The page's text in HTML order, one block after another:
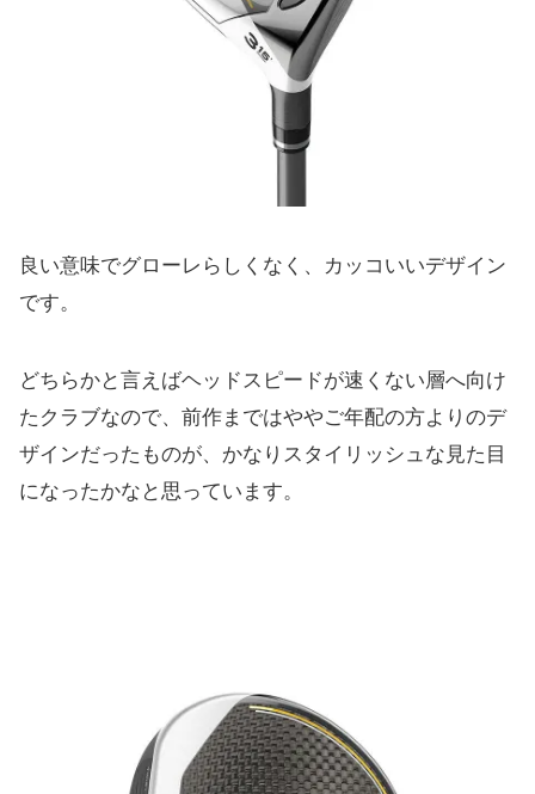
良い意味でグローレらしくなく、カッコいいデザイン
です。
どちらかと言えばヘッドスピードが速くない層へ向け
たクラブなので、前作まではややご年配の方よりのデ
ザインだったものが、 かなりスタイリッシュな見た目
になったかなと思っています。